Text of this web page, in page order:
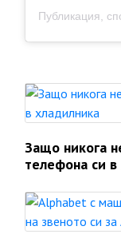
Защо никога
телефона си